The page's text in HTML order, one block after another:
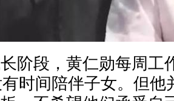
阶段，黄仁勋每周工
时间陪伴子女。但他